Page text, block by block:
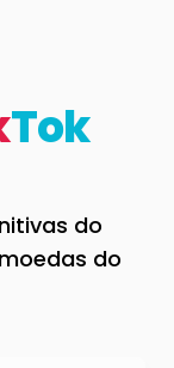
Tok
do
do